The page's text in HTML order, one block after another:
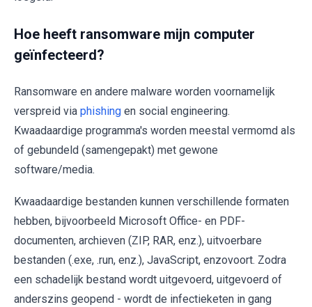
Hoe heeft ransomware mijn computer
geïnfecteerd?
Ransomware en andere malware worden voornamelijk
verspreid via phishing en social engineering.
Kwaadaardige programma's worden meestal vermomd als
of gebundeld (samengepakt) met gewone
software/media.
Kwaadaardige bestanden kunnen verschillende formaten
hebben, bijvoorbeeld Microsoft Office- en PDF-
documenten, archieven (ZIP, RAR, enz.), uitvoerbare
bestanden (.exe, .run, enz.), JavaScript, enzovoort. Zodra
een schadelijk bestand wordt uitgevoerd, uitgevoerd of
anderszins geopend - wordt de infectieketen in gang